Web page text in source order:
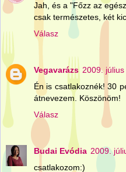
Jah, és a "Főzz az
csak természetes, két
Válasz
Vegavarázs 2009.
Én is csatlakoznék! 30
átnevezem. Köszönöm!
Válasz
Budai Evódia 2009.
csatlakozom:)